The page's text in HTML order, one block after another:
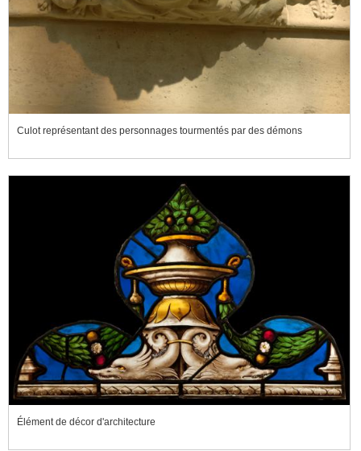
Culot représentant des personnages tourmentés par des démons
Élément de décor d'architecture